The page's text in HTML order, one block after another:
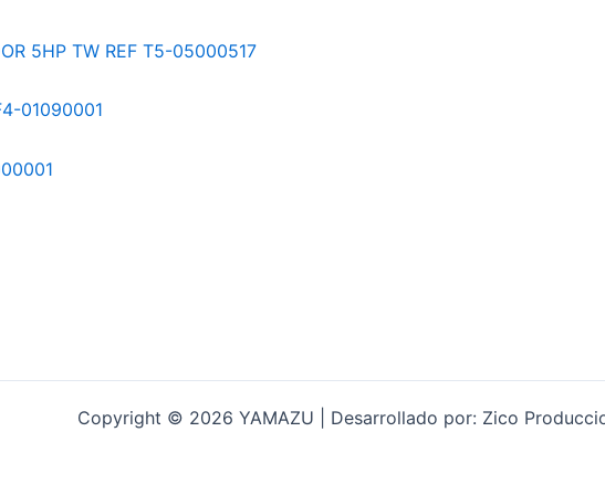
Copyright © 2026 YAMAZU | Desarrollado por: Zico